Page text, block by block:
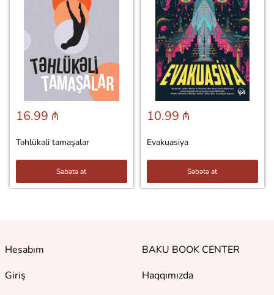
16.99 ₼
Təhlükəli tamaşalar
Səbətə at
10.99 ₼
Evakuasiya
Səbətə at
Hesabım
Giriş
BAKU BOOK CENTER
Haqqımızda